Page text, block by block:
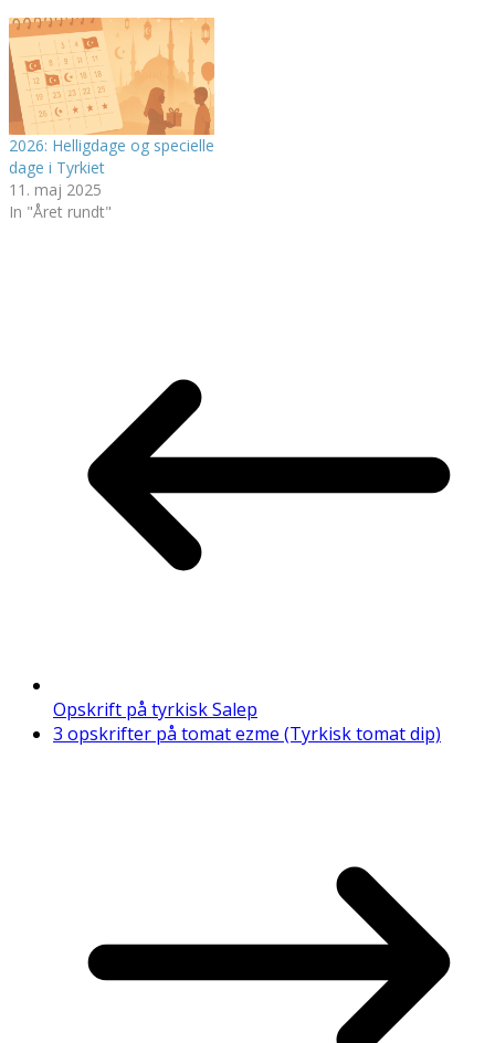
2026: Helligdage og specielle
dage i Tyrkiet
11. maj 2025
In "Året rundt"
Opskrift på tyrkisk Salep
3 opskrifter på tomat ezme (Tyrkisk tomat dip)